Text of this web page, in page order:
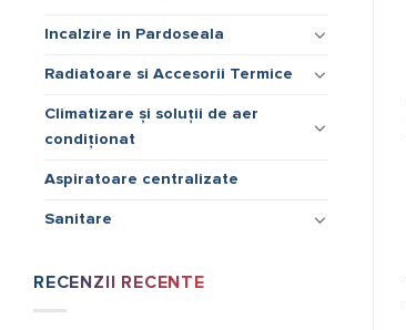
Incalzire in Pardoseala
Radiatoare si Accesorii Termice
Climatizare și soluții de aer
condiționat
Aspiratoare centralizate
Sanitare
RECENZII RECENTE